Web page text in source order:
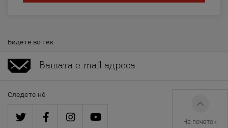
Бидете во тек
Следете нè
На почеток